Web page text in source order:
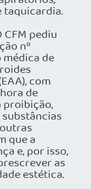
CFM pediu
nº
médica de
com
de
proibição,
que a
e, por isso,
as
estética.